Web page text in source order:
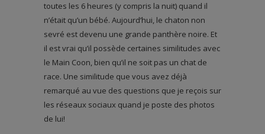
toutes les 6 heures (y compris la nuit) quand il
n’était qu’un bébé. Aujourd’hui, le chaton non
sevré est devenu une grande panthère noire. Et
il est vrai qu’il possède certaines similitudes avec
le Main Coon, bien qu’il ne soit pas un chat de
race. Une similitude que vous avez déjà
remarqué au vue des questions que je reçois sur
les réseaux sociaux quand je poste des photos
de lui!